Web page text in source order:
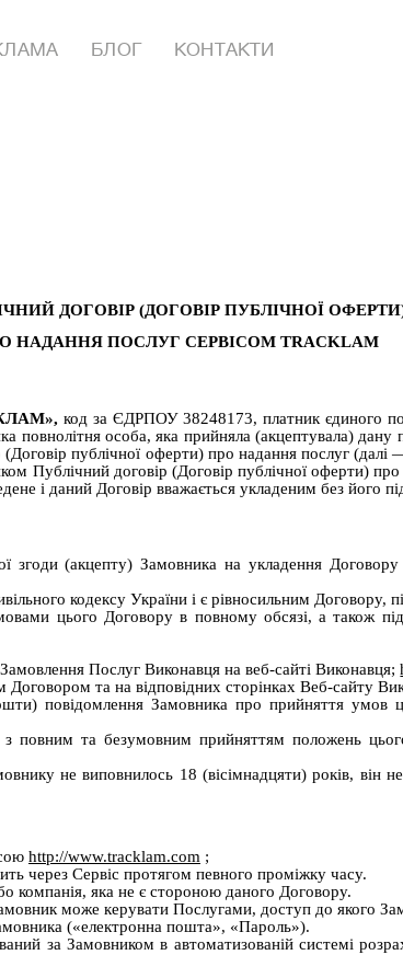
БЛОГ КОНТАКТИ
ДОГОВІР (ДОГОВІР ПУБЛІЧНОЇ
НАДАННЯ ПОСЛУГ СЕРВІСОМ TRACKLAM
код за ЄДРПОУ 38248173, платник єдиного
повнолітня особа, яка прийняла (акцептувала)
публічної оферти) про надання послуг
Публічний договір (Договір публічної оферти)
і даний Договір вважається укладеним без його
згоди (акцепту) Замовника на укладення
кодексу України і є рівносильним Договору,
цього Договору в повному обсязі, а також
Послуг Виконавця на веб-сайті Виконавця;
та на відповідних сторінках Веб-сайту
повідомлення Замовника про прийняття умов
повним та безумовним прийняттям положень
не виповнилось 18 (вісімнадцяти) років, він
http://www.tracklam.com ;
через Сервіс протягом певного проміжку часу.
компанія, яка не є стороною даного Договору.
може керувати Послугами, доступ до якого
(«електронна пошта», «Пароль»).
за Замовником в автоматизованій системі